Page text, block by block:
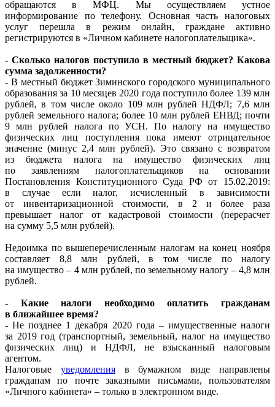
обращаются в МФЦ. Мы осуществляем устное
информирование по телефону. Основная часть налоговых
услуг перешла в режим онлайн, граждане активно
регистрируются в «Личном кабинете налогоплательщика».
- Сколько налогов поступило в местный бюджет? Какова
сумма задолженности?
- В местный бюджет Зиминского городского муниципального
образования за 10 месяцев 2020 года поступило более 139 млн
рублей, в том числе около 109 млн рублей НДФЛ; 7,6 млн
рублей земельного налога; более 10 млн рублей ЕНВД; почти
9 млн рублей налога по УСН. По налогу на имущество
физических лиц поступления пока имеют отрицательное
значение (минус 2,4 млн рублей). Это связано с возвратом
из бюджета налога на имущество физических лиц
по заявлениям налогоплательщиков на основании
Постановления Конституционного Суда РФ от 15.02.2019:
в случае если налог, исчисленный в зависимости
от инвентаризационной стоимости, в 2 и более раза
превышает налог от кадастровой стоимости (перерасчет
на сумму 5,5 млн рублей).
Недоимка по вышеперечисленным налогам на конец ноября
составляет 8,8 млн рублей, в том числе по налогу
на имущество – 4 млн рублей, по земельному налогу – 4,8 млн
рублей.
- Какие налоги необходимо оплатить гражданам
в ближайшее время?
- Не позднее 1 декабря 2020 года – имущественные налоги
за 2019 год (транспортный, земельный, налог на имущество
физических лиц) и НДФЛ, не взысканный налоговым
агентом.
Налоговые уведомленияв бумажном виде направлены
гражданам по почте заказными письмами, пользователям
«Личного кабинета» – только в электронном виде.